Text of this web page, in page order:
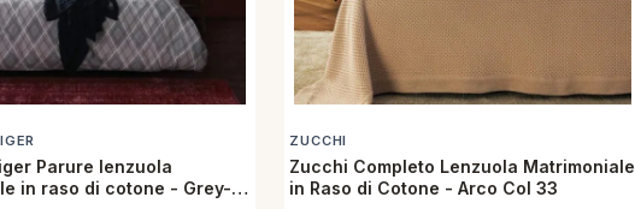
Parure lenzuola
in raso di cotone - Grey-
ZUCCHI
Zucchi Completo Lenzuola Matrimoniale
in Raso di Cotone - Arco Col 33